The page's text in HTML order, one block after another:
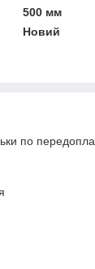
500 мм
Новий
по